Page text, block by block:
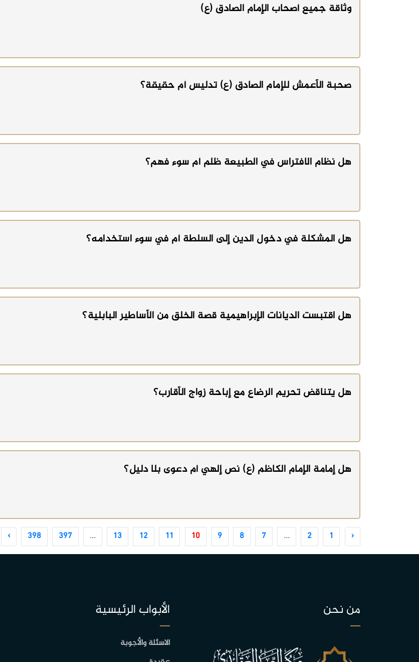
وثاقة جميع أصحاب الإمام الصادق (ع)
صحبة الأعمش للإمام الصادق (ع) تدليس أم حقيقة؟
هل نظام الافتراس في الطبيعة ظلم أم سوء فهم؟
هل المشكلة في دخول الدين إلى السلطة أم في سوء استخدامه؟
هل اقتبست الديانات الإبراهيمية قصة الخلق من الأساطير البابلية؟
هل يتناقض تحريم الرضاع مع إباحة زواج الأقارب؟
هل إمامة الإمام الكاظم (ع) نص إلهي أم دعوى بلا دليل؟
‹
1
2
...
7
8
9
10
11
12
13
...
397
398
›
من نحن الأبواب الرئيسية
الاسئلة والأجوبة